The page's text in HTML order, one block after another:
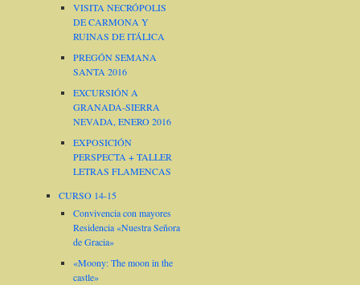
VISITA NECRÓPOLIS
DE CARMONA Y
RUINAS DE ITÁLICA
PREGÓN SEMANA
SANTA 2016
EXCURSIÓN A
GRANADA-SIERRA
NEVADA, ENERO 2016
EXPOSICIÓN
PERSPECTA + TALLER
LETRAS FLAMENCAS
CURSO 14-15
Convivencia con mayores
Residencia «Nuestra Señora
de Gracia»
«Moony: The moon in the
castle»